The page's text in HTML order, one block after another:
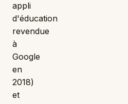
appli
d'éducation
revendue
à
Google
en
2018)
et